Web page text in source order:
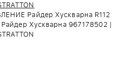
Райдер Хускварна R112
Хускварна 967178502 |